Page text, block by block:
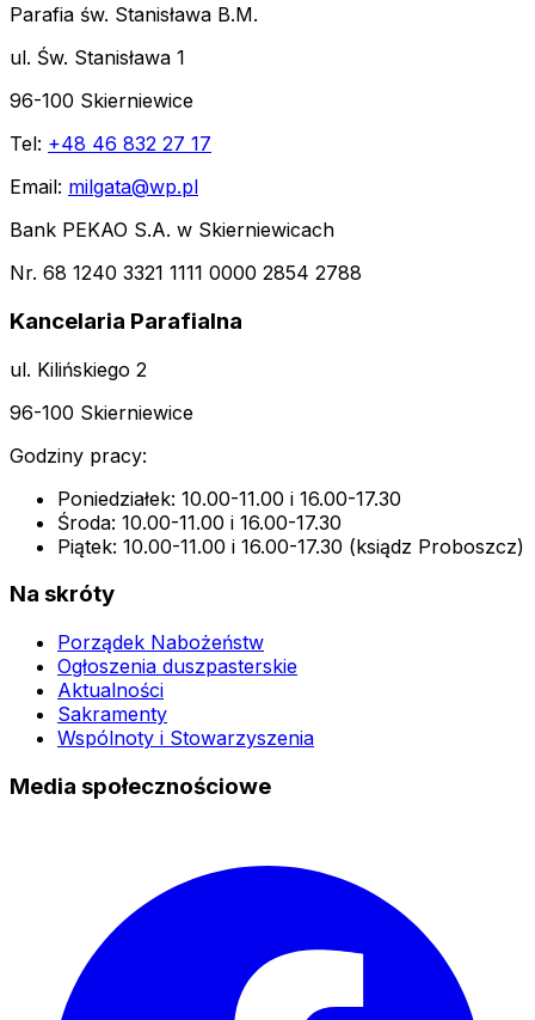
Parafia św. Stanisława B.M.
ul. Św. Stanisława 1
96-100 Skierniewice
Tel: +48 46 832 27 17
Email: milgata@wp.pl
Bank PEKAO S.A. w Skierniewicach
Nr. 68 1240 3321 1111 0000 2854 2788
Kancelaria Parafialna
ul. Kilińskiego 2
96-100 Skierniewice
Godziny pracy:
Poniedziałek: 10.00-11.00 i 16.00-17.30
Środa: 10.00-11.00 i 16.00-17.30
Piątek: 10.00-11.00 i 16.00-17.30 (ksiądz Proboszcz)
Na skróty
Porządek Nabożeństw
Ogłoszenia duszpasterskie
Aktualności
Sakramenty
Wspólnoty i Stowarzyszenia
Media społecznościowe